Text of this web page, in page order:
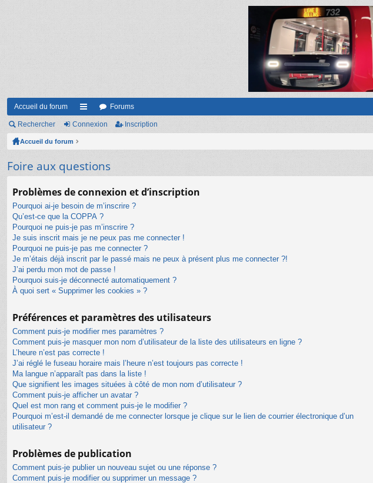
Accueil du forum
ac
ci
s
Forums
Rechercher Connexion Inscription
Accueil du forum
Foire aux questions
Problèmes de connexion et d’inscription
Pourquoi ai-je besoin de m’inscrire ?
Qu’est-ce que la COPPA ?
Pourquoi ne puis-je pas m’inscrire ?
Je suis inscrit mais je ne peux pas me connecter !
Pourquoi ne puis-je pas me connecter ?
Je m’étais déjà inscrit par le passé mais ne peux à présent plus me connecter ?!
J’ai perdu mon mot de passe !
Pourquoi suis-je déconnecté automatiquement ?
À quoi sert « Supprimer les cookies » ?
Préférences et paramètres des utilisateurs
Comment puis-je modifier mes paramètres ?
Comment puis-je masquer mon nom d’utilisateur de la liste des utilisateurs en ligne ?
L’heure n’est pas correcte !
J’ai réglé le fuseau horaire mais l’heure n’est toujours pas correcte !
Ma langue n’apparaît pas dans la liste !
Que signifient les images situées à côté de mon nom d’utilisateur ?
Comment puis-je afficher un avatar ?
Quel est mon rang et comment puis-je le modifier ?
Pourquoi m’est-il demandé de me connecter lorsque je clique sur le lien de courrier électronique d’un
utilisateur ?
Problèmes de publication
Comment puis-je publier un nouveau sujet ou une réponse ?
Comment puis-je modifier ou supprimer un message ?